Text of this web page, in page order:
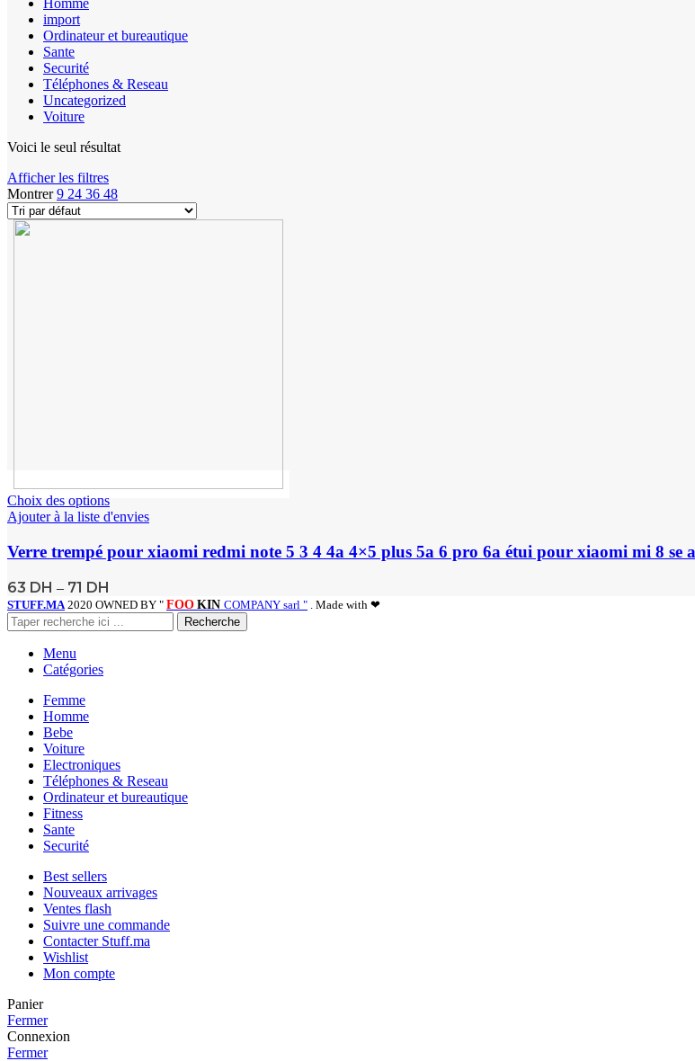
Homme
import
Ordinateur et bureautique
Sante
Securité
Téléphones & Reseau
Uncategorized
Voiture
Voici le seul résultat
Afficher les filtres
Montrer9 24 36 48
Choix des options
Ajouter à la liste d'envies
Verre trempé pour xiaomi redmi note 5 3 4 4a 4×5 plus 5a 6 pro 6a étui pour xiaomi mi 8 se
63 DH – 71 DH
STUFF.MA 2020 OWNED BY " FOO KIN COMPANY sarl " . Made with ❤
Recherche
Menu
Catégories
Femme
Homme
Bebe
Voiture
Electroniques
Téléphones & Reseau
Ordinateur et bureautique
Fitness
Sante
Securité
Best sellers
Nouveaux arrivages
Ventes flash
Suivre une commande
Contacter Stuff.ma
Wishlist
Mon compte
Panier
Fermer
Connexion
Fermer